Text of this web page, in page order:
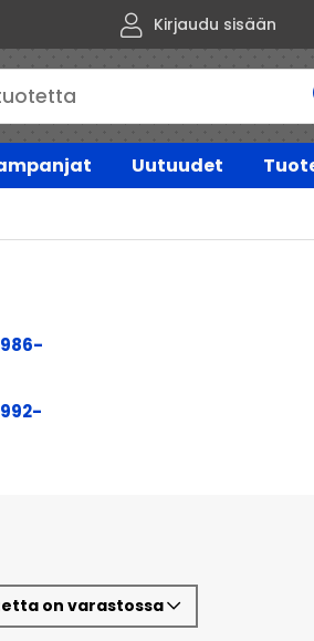
Kirjaudu sisään
Uutuudet
on varastossa